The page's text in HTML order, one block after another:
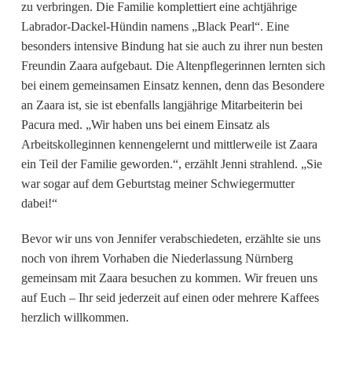
zu verbringen. Die Familie komplettiert eine achtjährige
Labrador-Dackel-Hündin namens „Black Pearl“. Eine
besonders intensive Bindung hat sie auch zu ihrer nun besten
Freundin Zaara aufgebaut. Die Altenpflegerinnen lernten sich
bei einem gemeinsamen Einsatz kennen, denn das Besondere
an Zaara ist, sie ist ebenfalls langjährige Mitarbeiterin bei
Pacura med. „Wir haben uns bei einem Einsatz als
Arbeitskolleginnen kennengelernt und mittlerweile ist Zaara
ein Teil der Familie geworden.“, erzählt Jenni strahlend. „Sie
war sogar auf dem Geburtstag meiner Schwiegermutter
dabei!“
Bevor wir uns von Jennifer verabschiedeten, erzählte sie uns
noch von ihrem Vorhaben die Niederlassung Nürnberg
gemeinsam mit Zaara besuchen zu kommen. Wir freuen uns
auf Euch – Ihr seid jederzeit auf einen oder mehrere Kaffees
herzlich willkommen.